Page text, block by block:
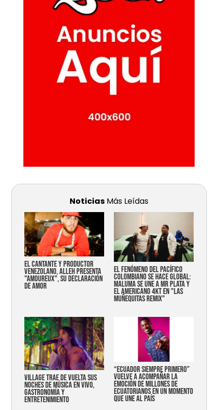
Noticias Más Leídas
EL CANTANTE Y PRODUCTOR
VENEZOLANO, ALLEH PRESENTA
"AMOUREUX", SU DECLARACIÓN
DE AMOR
EL FENÓMENO DEL PACÍFICO
COLOMBIANO SE HACE GLOBAL:
MALUMA SE UNE A MR PLATA Y
EL AMERICANO 4KT EN "LAS
MUÑEQUITAS REMIX"
Village trae de vuelta sus
noches de música en vivo,
gastronomía y
entretenimiento
“Ecuador siempre primero”
vuelve a acompañar la
emoción de millones de
ecuatorianos en un momento
que une al país